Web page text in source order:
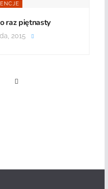
raz piętnasty
2015